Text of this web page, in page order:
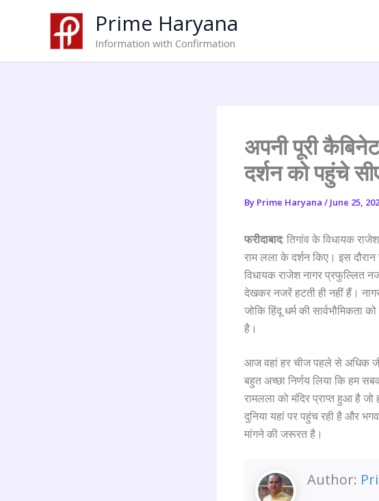
Prime Haryana
Information with Confirmation
अपनी पूरी
दर्शन को पहुंचे
By Prime Haryana / June 25,
फरीदाबाद: तिगांव के विधायक
राम लला के दर्शन किए। इस
विधायक राजेश नागर प्रफुल्लित
देखकर नजरें हटती ही नहीं हैं।
जोकि हिंदू धर्म की सार्वभौमिकता
है।
आज वहां हर चीज पहले से अधिक
बहुत अच्छा निर्णय लिया कि हम
रामलला को मंदिर प्राप्त हुआ है
दुनिया यहां पर पहुंच रही है और
मांगने की जरूरत है।
Author: